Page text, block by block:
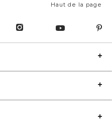
Haut de la page